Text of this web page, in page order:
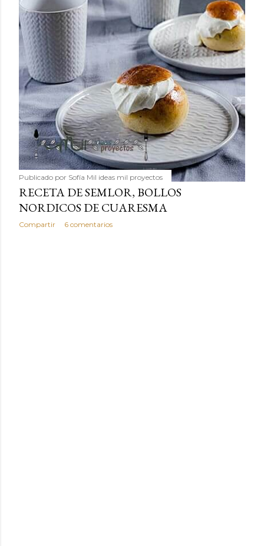
Publicado por Sofía Mil ideas mil proyectos
RECETA DE SEMLOR, BOLLOS
NORDICOS DE CUARESMA
Compartir 6 comentarios